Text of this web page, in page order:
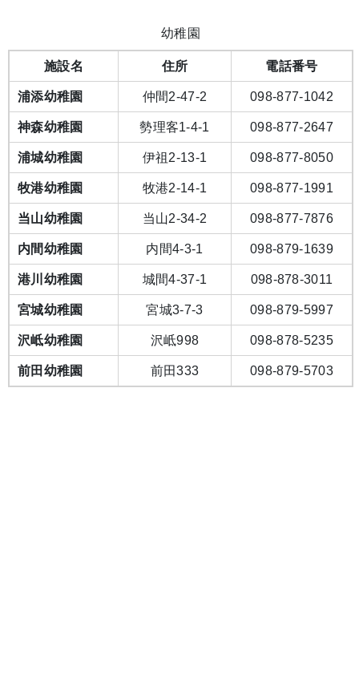
幼稚園
施設名 住所 電話番号
浦添幼稚園 仲間2-47-2 098-877-1042
神森幼稚園 勢理客1-4-1 098-877-2647
浦城幼稚園 伊祖2-13-1 098-877-8050
牧港幼稚園 牧港2-14-1 098-877-1991
当山幼稚園 当山2-34-2 098-877-7876
内間幼稚園 内間4-3-1 098-879-1639
港川幼稚園 城間4-37-1 098-878-3011
宮城幼稚園 宮城3-7-3 098-879-5997
沢岻幼稚園 沢岻998 098-878-5235
前田幼稚園 前田333 098-879-5703